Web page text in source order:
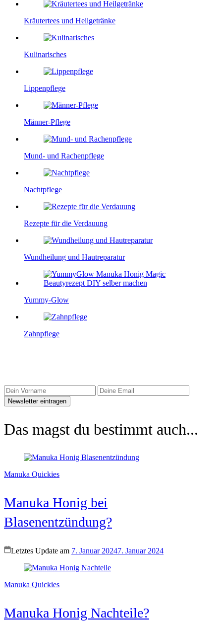
Kräutertees und Heilgetränke
Kulinarisches
Lippenpflege
Männer-Pflege
Mund- und Rachenpflege
Nachtpflege
Rezepte für die Verdauung
Wundheilung und Hautreparatur
Yummy-Glow
Zahnpflege
Das magst du bestimmt auch...
Manuka Quickies
Manuka Honig bei
Blasenentzündung?
Letztes Update am 7. Januar 20247. Januar 2024
Manuka Quickies
Manuka Honig Nachteile?